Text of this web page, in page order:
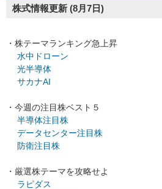
株式情報更新 (8月7日)
・株テーマランキング急上昇
水中ドローン
光半導体
サカナAI
・今週の注目株ベスト５
半導体注目株
データセンター注目株
防衛注目株
・厳選株テーマを攻略せよ
ラピダス